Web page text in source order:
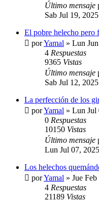
Último mensaje
Sab Jul 19,
El pobre helecho pero
porYamal » Lun
4 Respuestas
9365 Vistas
Último mensaje
Sab Jul 12,
La perfección de los
porYamal » Lun Jul
0 Respuestas
10150 Vistas
Último mensaje
Lun Jul 07,
Los helechos
porYamal » Jue
4 Respuestas
21189 Vistas